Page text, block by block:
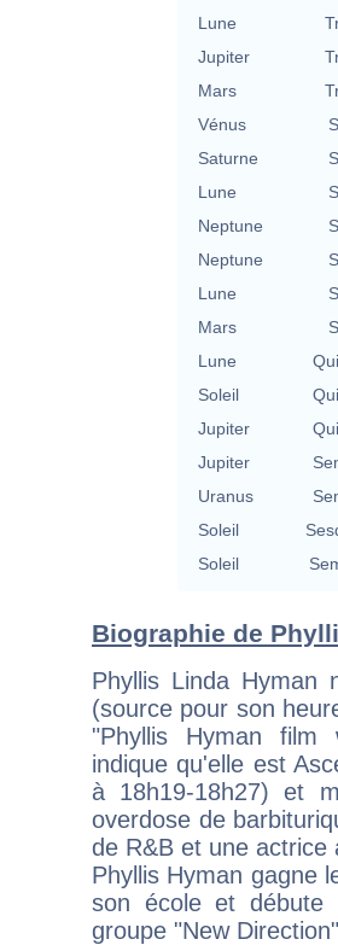
Lune
Jupiter
Mars
Vénus
Saturne
Lune
Neptune
Neptune
Lune
Mars
Lune
Soleil
Jupiter
Jupiter
Uranus
Soleil
Soleil
Biographie de
Phyllis Linda Hyman
(source pour son
"Phyllis Hyman film
indique qu'elle est
à 18h19-18h27) et
overdose de
de R&B et une actrice
Phyllis Hyman gagne
son école et débute
groupe "New